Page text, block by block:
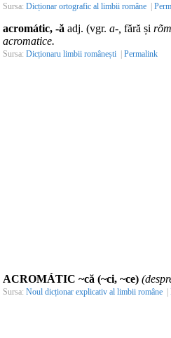
Sursa: Dicționar ortografic al limbii române |
acromátic, -ă adj. (vgr. a-, fără și
acromatice.
Sursa: Dicționaru limbii românești | Permalink
ACROMÁTIC ~că (~ci, ~ce)
Sursa: Noul dicționar explicativ al limbii române |